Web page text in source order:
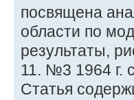
посвящена
области по
результаты,
11. №3 1964 г.
Статья